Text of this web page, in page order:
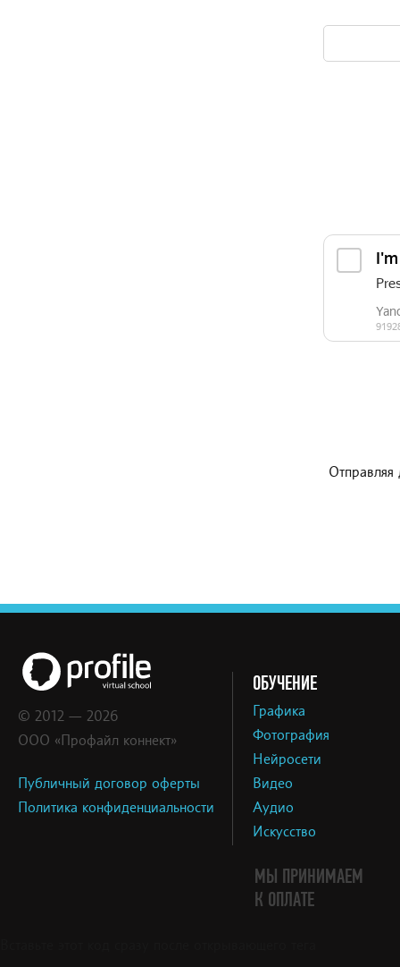
© 2012 — 2026
ООО «Профайл коннект»
Публичный договор оферты
Политика конфиденциальности
ОБУЧЕНИЕ
Графика
Фотография
Нейросети
Видео
Аудио
Искусство
МЫ ПРИНИМАЕМ
К ОПЛАТЕ